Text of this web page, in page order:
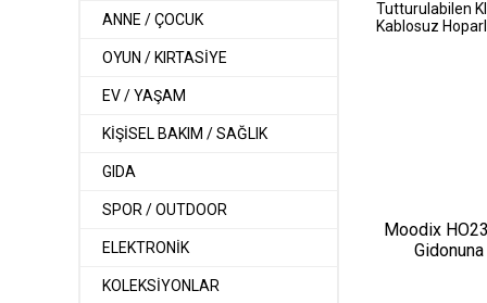
Moodix
ANNE / ÇOCUK
OYUN / KIRTASİYE
EV / YAŞAM
KİŞİSEL BAKIM / SAĞLIK
GIDA
SPOR / OUTDOOR
ELEKTRONİK
KOLEKSİYONLAR